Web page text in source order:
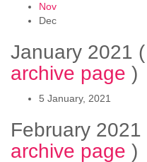
Nov
Dec
January 2021 (
archive page )
5 January, 2021
February 2021
archive page )